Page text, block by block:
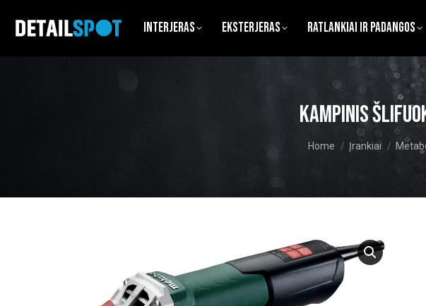
Interjeras Eksterjeras Ratlankiai ir Padangos
Kampinis
You are here:
Home Įrankiai